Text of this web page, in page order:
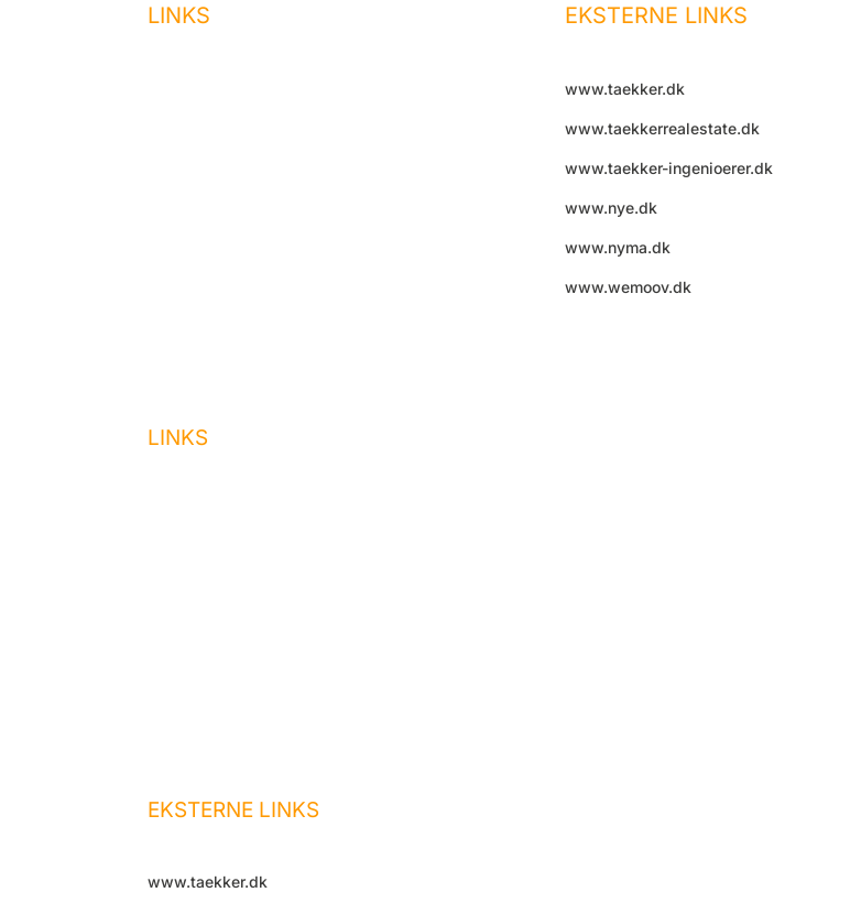
LINKS EKSTERNE LINKS
www.taekker.dk
www.taekkerrealestate.dk
www.taekker-ingenioerer.dk
www.nye.dk
www.nyma.dk
www.wemoov.dk
LINKS
EKSTERNE LINKS
www.taekker.dk